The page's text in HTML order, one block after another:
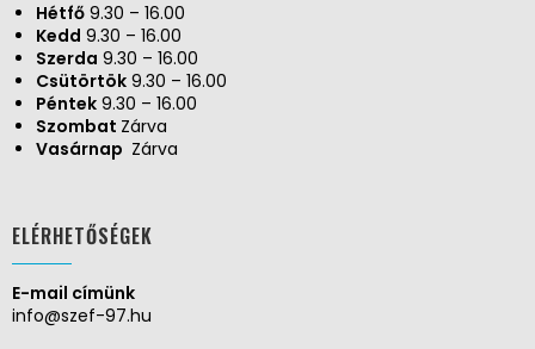
Hétfő 9.30 – 16.00
Kedd 9.30 – 16.00
Szerda 9.30 – 16.00
Csütörtök 9.30 – 16.00
Péntek 9.30 – 16.00
Szombat Zárva
Vasárnap Zárva
ELÉRHETŐSÉGEK
E-mail címünk
info@szef-97.hu